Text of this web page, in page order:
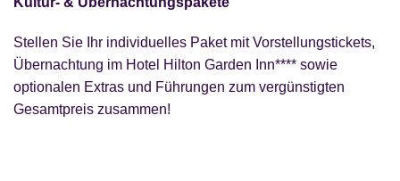
Stellen Sie Ihr individuelles Paket mit Vorstellungstickets,
Übernachtung im Hotel Hilton Garden Inn**** sowie
optionalen Extras und Führungen zum vergünstigten
Gesamtpreis zusammen!